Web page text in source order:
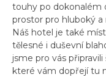
touhy po dokonalém
prostor pro hluboký a
Náš hotel je také
tělesné i duševní
jsme pro vás
které vám dopřejí tu